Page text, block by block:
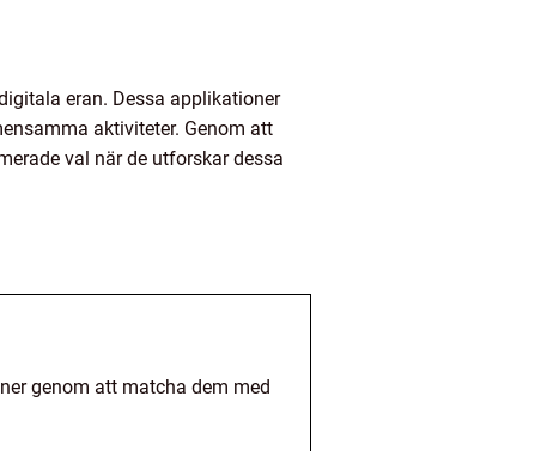
eran. Dessa applikationer
aktiviteter. Genom att
val när de utforskar dessa
genom att matcha dem med